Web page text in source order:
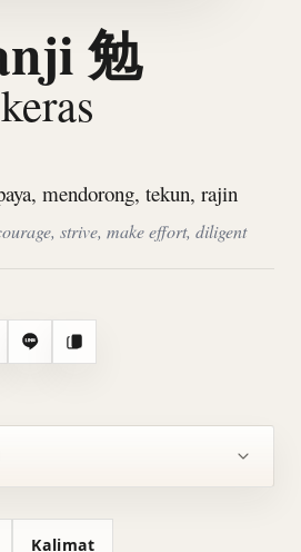
勉
mendorong, tekun, rajin
strive, make effort, diligent
Line Salin
Kalimat